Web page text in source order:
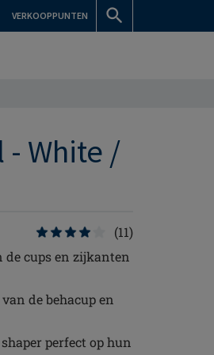
VERKOOPPUNTEN
- White /
(11)
cups en zijkanten
de behacup en
perfect op hun